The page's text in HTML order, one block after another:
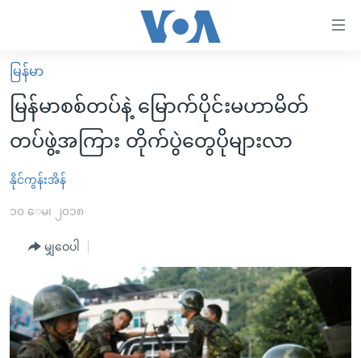
လွယ်ကူ
စေ
သည့်
များ
ပင်မ
ကြည့်
ရန်
ပင်မ
မူလစာမျက်နှာ
မြန်မာ
ကမ္ဘာ့သတင်းများ
နိုင်ငံတကာ
အစ္စရေး-ပါလက်စတိုင်း
ဗွီဒီယို
အင်္ဂလိပ်စာလေ့လာမယ်
အမေရိကန်သုံးအီဒီယံ
မကြေးမုံရဲ့ အင်္ဂလိပ်စာ
ရုပ်ရှင်ထဲက အင်္ဂလိပ်စာ
အပတ်စဉ်ကဏ္ဍများ
ရေဒီယို
တီဗွီ
ရေဒီယိုနှင့်ရုပ်သံ အချက်အလက်များ
ရေဒီယို/တီဗွီအစီအစဉ်
မြန်မာ
မြန်မာစစ်တပ်နဲ့ မြောက်ပိုင်းမဟာမိတ်
တပ်ဖွဲ့အကြား တိုက်ပွဲတွေပိုများလာ
နိုင်ကွန်းအိန်
၁၀ ေမ၊ ၂၀၁၈
မျှဝေပါ